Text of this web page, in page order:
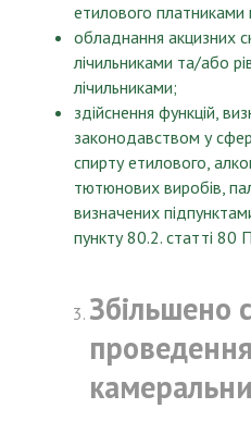
етилового платниками
обладнання акцизних
лічильниками та/або
лічильниками;
здійснення функцій,
законодавством у
спирту етилового,
тютюнових виробів,
визначених
пункту 80.2. статті 80
Збільшено
проведення